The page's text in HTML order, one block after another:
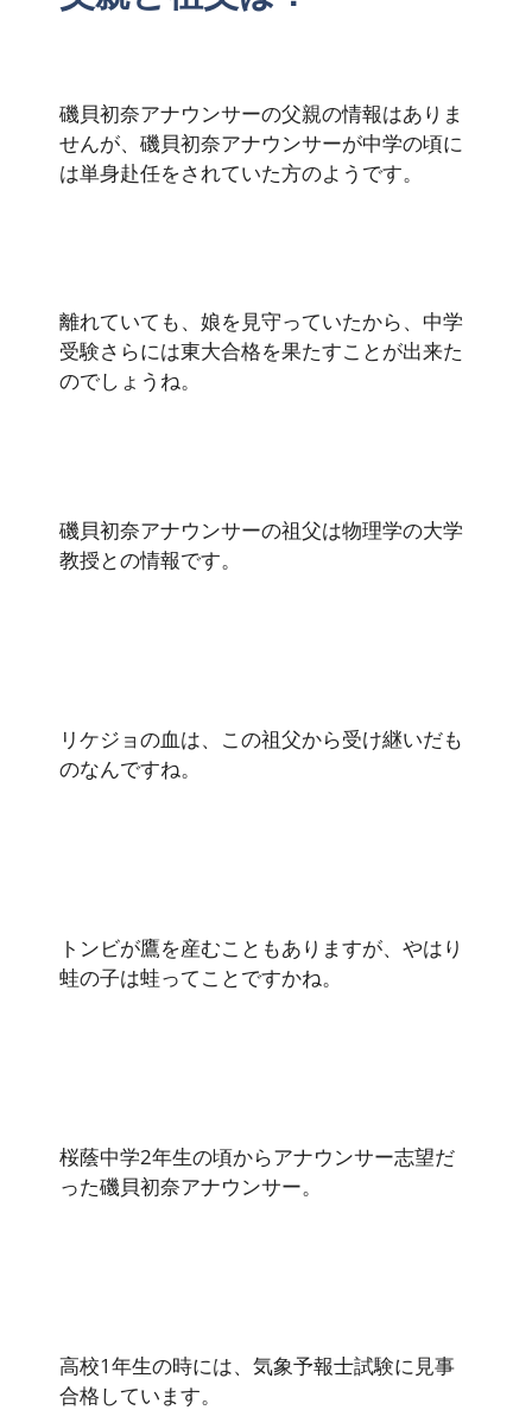
磯貝初奈アナウンサーの父親の情報はありま
せんが、磯貝初奈アナウンサーが中学の頃に
は単身赴任をされていた方のようです。
離れていても、娘を見守っていたから、中学
受験さらには東大合格を果たすことが出来た
のでしょうね。
磯貝初奈アナウンサーの祖父は物理学の大学
教授との情報です。
リケジョの血は、この祖父から受け継いだも
のなんですね。
トンビが鷹を産むこともありますが、やはり
蛙の子は蛙ってことですかね。
桜蔭中学2年生の頃からアナウンサー志望だ
った磯貝初奈アナウンサー。
高校1年生の時には、気象予報士試験に見事
合格しています。